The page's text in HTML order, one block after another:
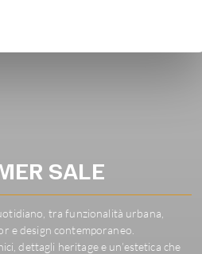
SALE
tra funzionalità urbana,
e design contemporaneo.
dettagli heritage e un’estetica che